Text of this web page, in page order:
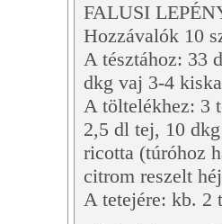
FALUSI
Hozzávalók 10
A tésztához: 33
dkg vaj 3-4
A töltelékhez: 3
2,5 dl tej, 10
ricotta (túróhoz
citrom reszelt
A tetejére: kb. 2